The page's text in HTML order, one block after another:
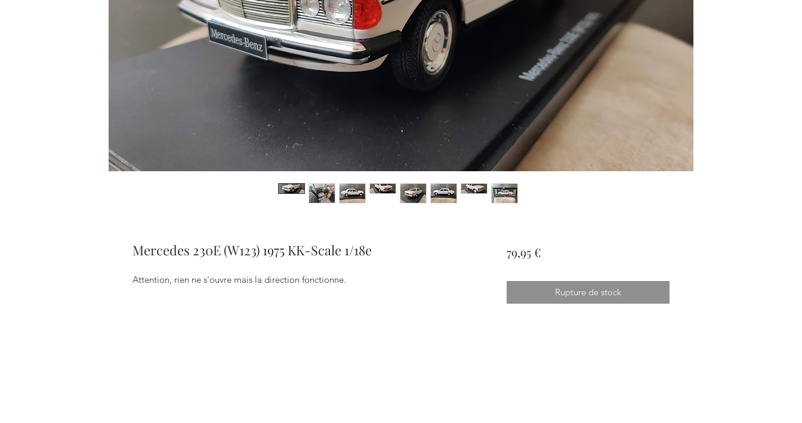
Mercedes 230E (W123) 1975 KK-Scale 1/18e
Attention, rien ne s'ouvre mais la direction fonctionne.
79,95 €Prix
Rupture de stock